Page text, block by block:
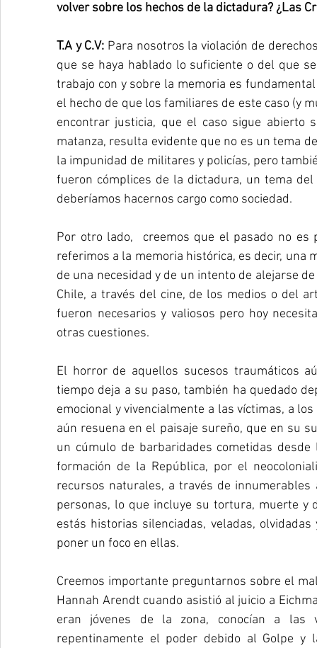
volver sobre los hechos de la dictadura? ¿Las
T.A y C.V: Para nosotros la violación de
que se haya hablado lo suficiente o del que
trabajo con y sobre la memoria es
el hecho de que los familiares de este caso (y
encontrar justicia, que el caso sigue abierto
matanza, resulta evidente que no es un tema
la impunidad de militares y policías, pero
fueron cómplices de la dictadura, un tema
deberíamos hacernos cargo como sociedad.
Por otro lado,  creemos que el pasado no
referimos a la memoria histórica, es decir, una
de una necesidad y de un intento de alejarse
Chile, a través del cine, de los medios o del
fueron necesarios y valiosos pero hoy
otras cuestiones.
El horror de aquellos sucesos traumáticos
tiempo deja a su paso, también ha quedado
emocional y vivencialmente a las víctimas, a
aún resuena en el paisaje sureño, que en su
un cúmulo de barbaridades cometidas
formación de la República, por el
recursos naturales, a través de
personas, lo que incluye su tortura, muerte y
estás historias silenciadas, veladas,
poner un foco en ellas.
Creemos importante preguntarnos sobre el
Hannah Arendt cuando asistió al juicio a
eran jóvenes de la zona, conocían a las
repentinamente el poder debido al Golpe y